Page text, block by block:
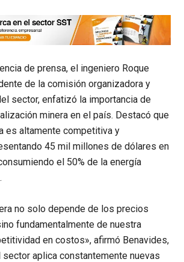
de prensa, el ingeniero Roque
de la comisión organizadora y
sector, enfatizó la importancia de
minera en el país. Destacó que
es altamente competitiva y
45 mil millones de dólares en
el 50% de la energía
no solo depende de los precios
fundamentalmente de nuestra
en costos», afirmó Benavides,
sector aplica constantemente nuevas